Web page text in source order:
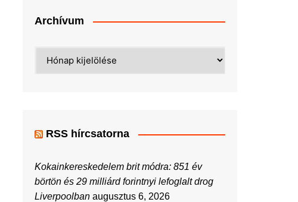
Archívum
RSS hírcsatorna
Kokainkereskedelem brit módra: 851 év
börtön és 29 milliárd forintnyi lefoglalt drog
Liverpoolban augusztus 6, 2026